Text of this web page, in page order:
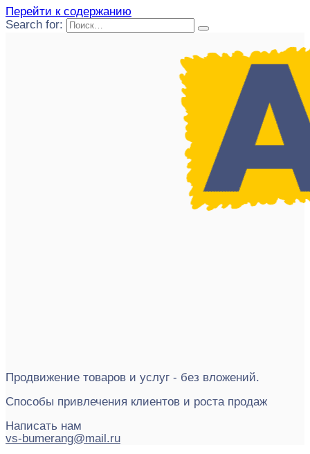
Перейти к содержанию
Search for:
Продвижение товаров и услуг - без вложений.
Способы привлечения клиентов и роста продаж
Написать нам
vs-bumerang@mail.ru